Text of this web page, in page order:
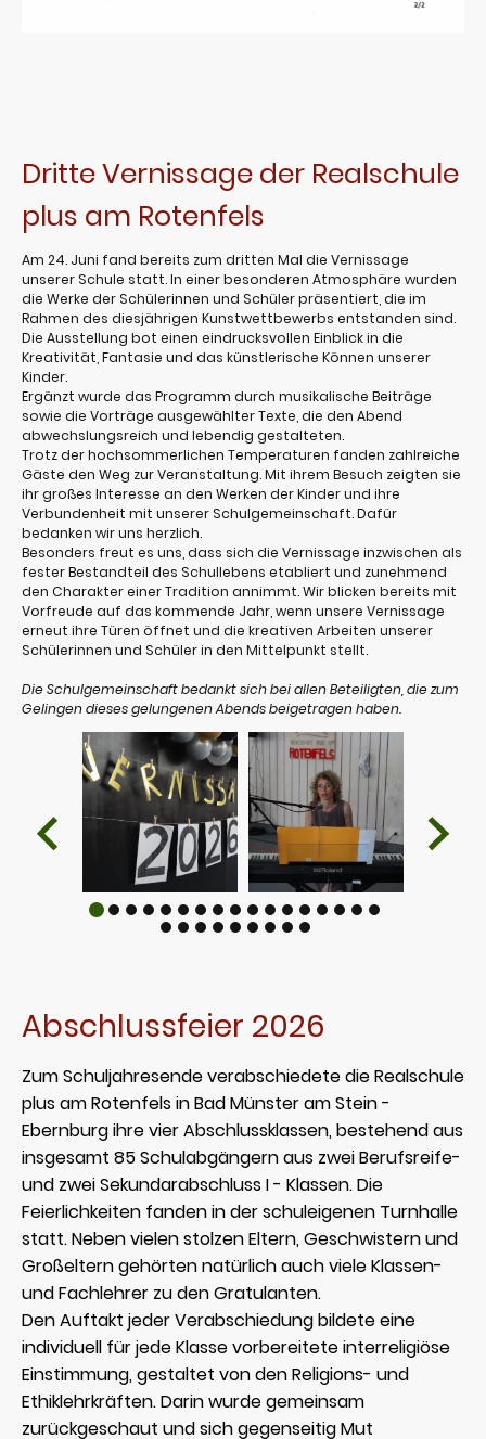
Dritte Vernissage der Realschule
plus am Rotenfels
Am 24. Juni fand bereits zum dritten Mal die Vernissage
unserer Schule statt. In einer besonderen Atmosphäre wurden
die Werke der Schülerinnen und Schüler präsentiert, die im
Rahmen des diesjährigen Kunstwettbewerbs entstanden sind.
Die Ausstellung bot einen eindrucksvollen Einblick in die
Kreativität, Fantasie und das künstlerische Können unserer
Kinder.
Ergänzt wurde das Programm durch musikalische Beiträge
sowie die Vorträge ausgewählter Texte, die den Abend
abwechslungsreich und lebendig gestalteten.
Trotz der hochsommerlichen Temperaturen fanden zahlreiche
Gäste den Weg zur Veranstaltung. Mit ihrem Besuch zeigten sie
ihr großes Interesse an den Werken der Kinder und ihre
Verbundenheit mit unserer Schulgemeinschaft. Dafür
bedanken wir uns herzlich.
Besonders freut es uns, dass sich die Vernissage inzwischen als
fester Bestandteil des Schullebens etabliert und zunehmend
den Charakter einer Tradition annimmt. Wir blicken bereits mit
Vorfreude auf das kommende Jahr, wenn unsere Vernissage
erneut ihre Türen öffnet und die kreativen Arbeiten unserer
Schülerinnen und Schüler in den Mittelpunkt stellt.
Die Schulgemeinschaft bedankt sich bei allen Beteiligten, die zum
Gelingen dieses gelungenen Abends beigetragen haben.
Abschlussfeier 2026
Zum Schuljahresende verabschiedete die Realschule
plus am Rotenfels in Bad Münster am Stein -
Ebernburg ihre vier Abschlussklassen, bestehend aus
insgesamt 85 Schulabgängern aus zwei Berufsreife-
und zwei Sekundarabschluss I - Klassen. Die
Feierlichkeiten fanden in der schuleigenen Turnhalle
statt. Neben vielen stolzen Eltern, Geschwistern und
Großeltern gehörten natürlich auch viele Klassen-
und Fachlehrer zu den Gratulanten.
Den Auftakt jeder Verabschiedung bildete eine
individuell für jede Klasse vorbereitete interreligiöse
Einstimmung, gestaltet von den Religions- und
Ethiklehrkräften. Darin wurde gemeinsam
zurückgeschaut und sich gegenseitig Mut